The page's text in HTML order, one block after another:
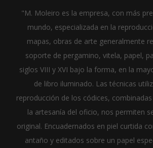
"M. Moleiro es la empresa, con más
mundo, especializada en la
mapas, obras de arte generalmente
soporte de pergamino, vitela, papel,
siglos VIII y XVI bajo la forma, en la
de libro iluminado. Las técnicas
reproducción de los códices,
la artesanía del oficio, nos permiten
original. Encuadernados en piel curtida
antaño y editados sobre un papel